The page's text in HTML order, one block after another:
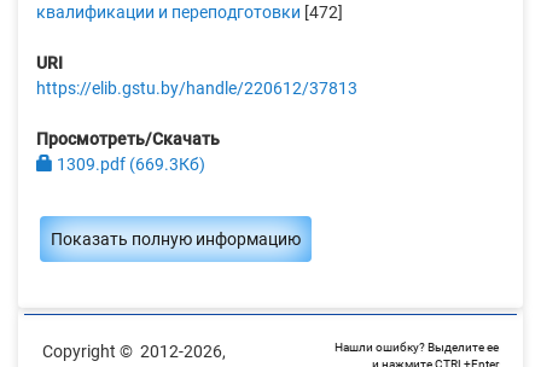
квалификации и переподготовки [472]
URI
https://elib.gstu.by/handle/220612/37813
Просмотреть/Скачать
1309.pdf (669.3Кб)
Показать полную информацию
Copyright © 2012-2026,
Нашли ошибку? Выделите ее
и нажмите CTRL+Enter